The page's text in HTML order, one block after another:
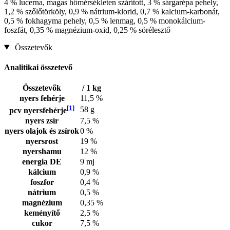
4 % lucerna, magas hőmérsékleten szárított, 3 % sárgarépa pehely,
1,2 % szőlőtörköly, 0,9 % nátrium-klorid, 0,7 % kalcium-karbonát,
0,5 % fokhagyma pehely, 0,5 % lenmag, 0,5 % monokálcium-
foszfát, 0,35 % magnézium-oxid, 0,25 % sörélesztő
Összetevők
Analitikai összetevő
Összetevők
/ 1 kg
nyers fehérje
11,5 %
pcv nyersfehérje[1]
58 g
nyers zsír
7,5 %
nyers olajok és zsírok0 %
nyersrost
19 %
nyershamu
12 %
energia DE
9 mj
kálcium
0,9 %
foszfor
0,4 %
nátrium
0,5 %
magnézium
0,35 %
keményítő
2,5 %
cukor
7,5 %